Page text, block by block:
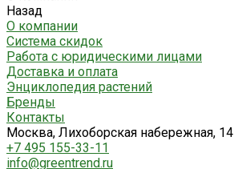
Назад
О компании
Система скидок
Работа с юридическими лицами
Доставка и оплата
Энциклопедия растений
Бренды
Контакты
Москва, Лихоборская набережная, 14
+7 495 155-33-11
info@greentrend.ru